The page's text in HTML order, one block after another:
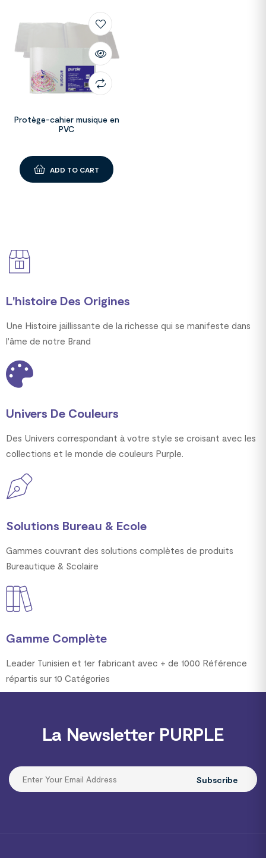
Protège-cahier musique en
PVC
ADD TO CART
L'histoire Des Origines
Une Histoire jaillissante de la richesse qui se manifeste dans
l'âme de notre Brand
Univers De Couleurs
Des Univers correspondant à votre style se croisant avec les
collections et le monde de couleurs Purple.
Solutions Bureau & Ecole
Gammes couvrant des solutions complètes de produits
Bureautique & Scolaire
Gamme Complète
Leader Tunisien et 1er fabricant avec + de 1000 Référence
répartis sur 10 Catégories
La Newsletter PURPLE
Subscribe